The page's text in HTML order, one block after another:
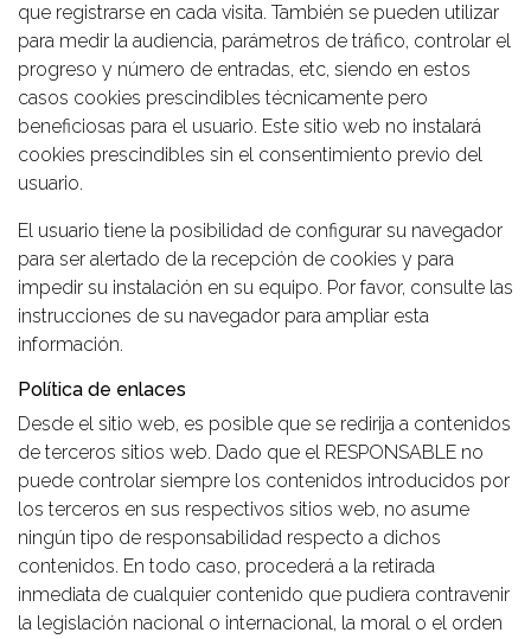
que registrarse en cada visita. También se pueden utilizar
para medir la audiencia, parámetros de tráfico, controlar el
progreso y número de entradas, etc, siendo en estos
casos cookies prescindibles técnicamente pero
beneficiosas para el usuario. Este sitio web no instalará
cookies prescindibles sin el consentimiento previo del
usuario.
El usuario tiene la posibilidad de configurar su navegador
para ser alertado de la recepción de cookies y para
impedir su instalación en su equipo. Por favor, consulte las
instrucciones de su navegador para ampliar esta
información.
Política de enlaces
Desde el sitio web, es posible que se redirija a contenidos
de terceros sitios web. Dado que el RESPONSABLE no
puede controlar siempre los contenidos introducidos por
los terceros en sus respectivos sitios web, no asume
ningún tipo de responsabilidad respecto a dichos
contenidos. En todo caso, procederá a la retirada
inmediata de cualquier contenido que pudiera contravenir
la legislación nacional o internacional, la moral o el orden